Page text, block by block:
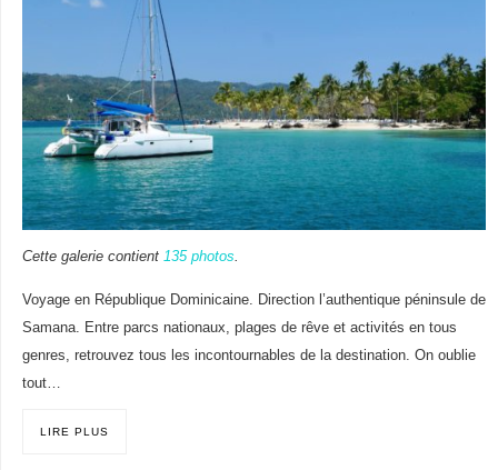
Cette galerie contient 135 photos.
Voyage en République Dominicaine. Direction l’authentique péninsule de
Samana. Entre parcs nationaux, plages de rêve et activités en tous
genres, retrouvez tous les incontournables de la destination. On oublie
tout…
LIRE PLUS